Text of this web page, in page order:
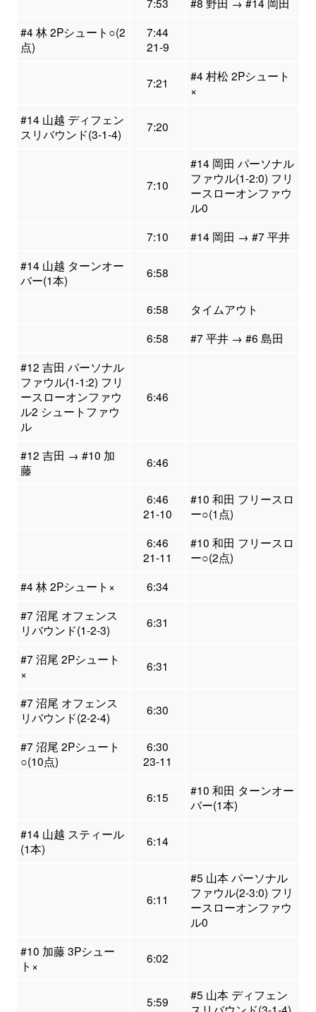
#4 林 2Pシュート○(2
点)
7:44
21-9
7:21
#4 村松 2Pシュート
×
#14 山越 ディフェン
スリバウンド(3-1-4)
7:20
7:10
#14 岡田 パーソナル
ファウル(1-2:0) フリ
ースローオンファウ
ル0
7:10
#14 岡田 → #7 平井
#14 山越 ターンオー
バー(1本)
6:58
6:58
タイムアウト
6:58
#7 平井 → #6 島田
#12 吉田 パーソナル
ファウル(1-1:2) フリ
ースローオンファウ
ル2 シュートファウ
ル
6:46
#12 吉田 → #10 加
藤
6:46
6:46
21-10
#10 和田 フリースロ
ー○(1点)
6:46
21-11
#10 和田 フリースロ
ー○(2点)
#4 林 2Pシュート×
6:34
#7 沼尾 オフェンス
リバウンド(1-2-3)
6:31
#7 沼尾 2Pシュート
×
6:31
#7 沼尾 オフェンス
リバウンド(2-2-4)
6:30
#7 沼尾 2Pシュート
○(10点)
6:30
23-11
6:15
#10 和田 ターンオー
バー(1本)
#14 山越 スティール
(1本)
6:14
6:11
#5 山本 パーソナル
ファウル(2-3:0) フリ
ースローオンファウ
ル0
#10 加藤 3Pシュー
ト×
6:02
5:59
#5 山本 ディフェン
スリバウンド(3-1-4)